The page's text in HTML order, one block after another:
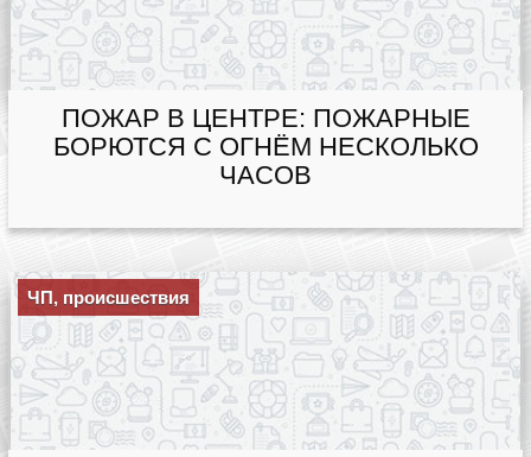
ПОЖАР В ЦЕНТРЕ: ПОЖАРНЫЕ
БОРЮТСЯ С ОГНЁМ НЕСКОЛЬКО
ЧАСОВ
ЧП, происшествия